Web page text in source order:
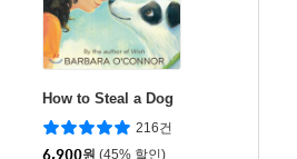
How to Steal a Dog
216건
6,900원 (45% 할인)